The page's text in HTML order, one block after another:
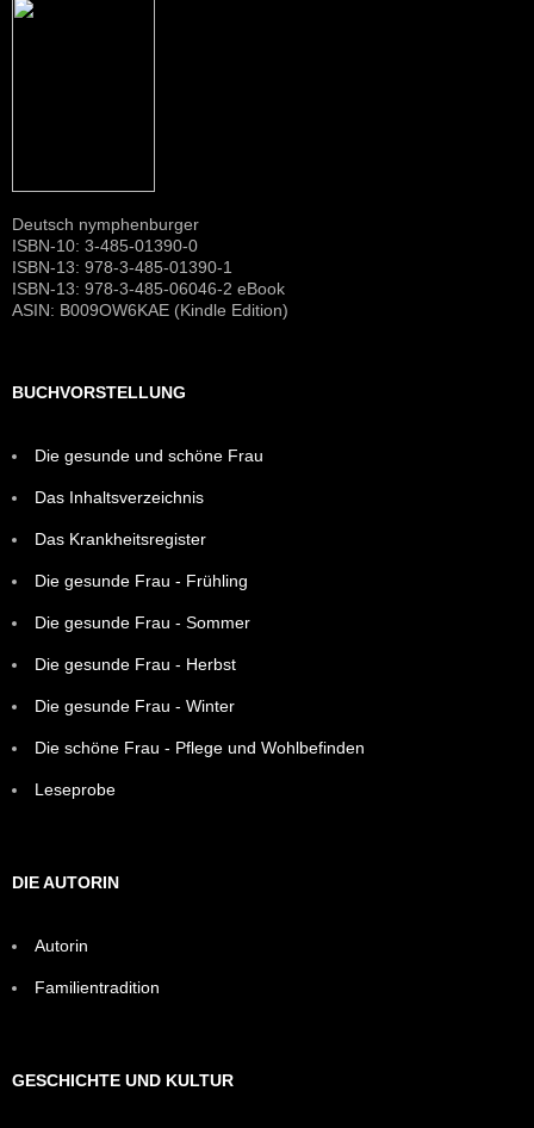
Deutsch nymphenburger
ISBN-10: 3-485-01390-0
ISBN-13: 978-3-485-01390-1
ISBN-13: 978-3-485-06046-2 eBook
ASIN: B009OW6KAE (Kindle Edition)
BUCHVORSTELLUNG
Die gesunde und schöne Frau
Das Inhaltsverzeichnis
Das Krankheitsregister
Die gesunde Frau - Frühling
Die gesunde Frau - Sommer
Die gesunde Frau - Herbst
Die gesunde Frau - Winter
Die schöne Frau - Pflege und Wohlbefinden
Leseprobe
DIE AUTORIN
Autorin
Familientradition
GESCHICHTE UND KULTUR